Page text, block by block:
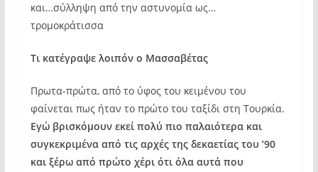
και…σύλληψη από την αστυνομία ως…
τρομοκράτισσα
Τι κατέγραψε λοιπόν ο Μασσαβέτας
Πρωτα-πρώτα, από το ύφος του κειμένου του
φαίνεται πως ήταν το πρώτο του ταξίδι στη Τουρκία.
Εγώ βρισκόμουν εκεί πολύ πιο παλαιότερα και
συγκεκριμένα από τις αρχές της δεκαετίας του ’90
και ξέρω από πρώτο χέρι ότι όλα αυτά που